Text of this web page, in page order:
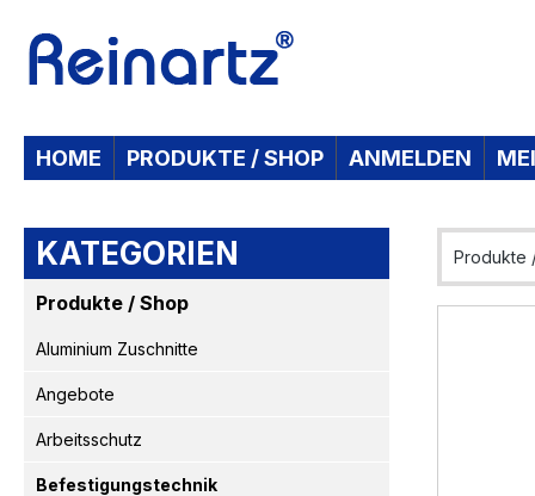
HOME PRODUKTE / SHOP ANMELDEN
KATEGORIEN
Produkte / Shop
Aluminium Zuschnitte
Angebote
Arbeitsschutz
Befestigungstechnik
Produkte